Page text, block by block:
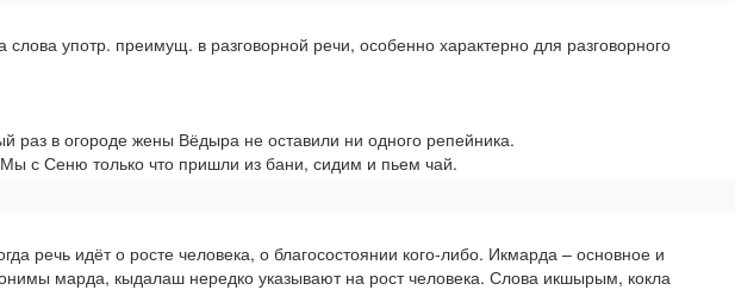
употр. преимущ. в разговорной речи, особенно характерно для разговорного
в огороде жены Вёдыра не оставили ни одного репейника.
с Сеню только что пришли из бани, сидим и пьем чай.
речь идёт о росте человека, о благосостоянии кого-либо. Икмарда – основное и
марда, кыдалаш нередко указывают на рост человека. Слова икшырым, кокла